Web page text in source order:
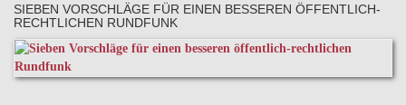
SIEBEN VORSCHLÄGE FÜR EINEN BESSEREN ÖFFENTLICH-
RECHTLICHEN RUNDFUNK